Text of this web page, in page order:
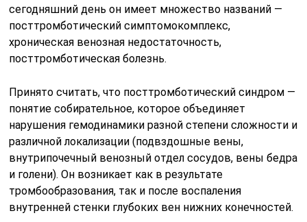
сегодняшний день он имеет множество названий —
посттромботический симптомокомплекс,
хроническая венозная недостаточность,
посттромботическая болезнь.
Принято считать, что посттромботический синдром —
понятие собирательное, которое объединяет
нарушения гемодинамики разной степени сложности и
различной локализации (подвздошные вены,
внутрипочечный венозный отдел сосудов, вены бедра
и голени). Он возникает как в результате
тромбообразования, так и после воспаления
внутренней стенки глубоких вен нижних конечностей.